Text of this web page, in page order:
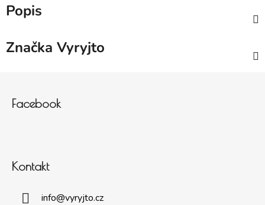
Popis
Značka Vyryjto
Facebook
Kontakt
info@vyryjto.cz